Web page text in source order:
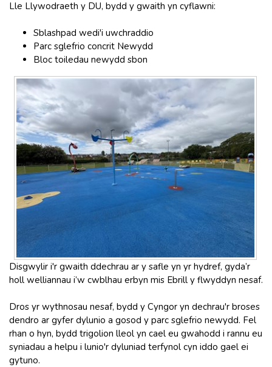
Lle Llywodraeth y DU, bydd y gwaith yn cyflawni:
Sblashpad wedi'i uwchraddio
Parc sglefrio concrit Newydd
Bloc toiledau newydd sbon
Disgwylir i'r gwaith ddechrau ar y safle yn yr hydref, gyda’r
holl welliannau i’w cwblhau erbyn mis Ebrill y flwyddyn nesaf.
Dros yr wythnosau nesaf, bydd y Cyngor yn dechrau'r broses
dendro ar gyfer dylunio a gosod y parc sglefrio newydd. Fel
rhan o hyn, bydd trigolion lleol yn cael eu gwahodd i rannu eu
syniadau a helpu i lunio'r dyluniad terfynol cyn iddo gael ei
gytuno.